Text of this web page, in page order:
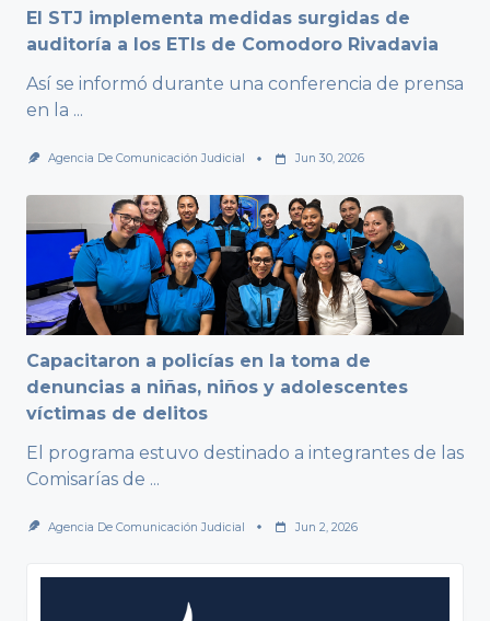
El STJ implementa medidas surgidas de
auditoría a los ETIs de Comodoro Rivadavia
Así se informó durante una conferencia de prensa
en la ...
Agencia De Comunicación Judicial Jun 30, 2026
Capacitaron a policías en la toma de
denuncias a niñas, niños y adolescentes
víctimas de delitos
El programa estuvo destinado a integrantes de las
Comisarías de ...
Agencia De Comunicación Judicial Jun 2, 2026